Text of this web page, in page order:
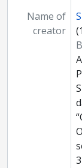
Name of
creator